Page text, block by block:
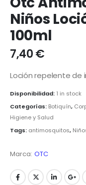
Niños
100ml
7,40€
Loción repelente de
Disponibilidad: 1 in stock
Categorías: Botiquín,
Higiene y Salud
Tags: antimosquitos,
Marca: OTC